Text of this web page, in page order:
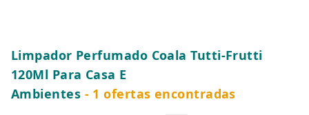
Limpador Perfumado Coala Tutti-Frutti
120Ml Para Casa E
Ambientes - 1 ofertas encontradas